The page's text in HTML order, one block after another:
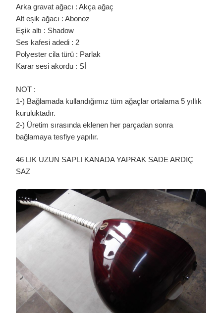
Arka gravat ağacı : Akça ağaç
Alt eşik ağacı : Abonoz
Eşik altı : Shadow
Ses kafesi adedi : 2
Polyester cila türü : Parlak
Karar sesi akordu : Sİ
NOT :
1-) Bağlamada kullandığımız tüm ağaçlar ortalama 5 yıllık
kuruluktadır.
2-) Üretim sırasında eklenen her parçadan sonra
bağlamaya tesfiye yapılır.
46 LIK UZUN SAPLI KANADA YAPRAK SADE ARDIÇ
SAZ